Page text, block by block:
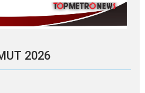
2026